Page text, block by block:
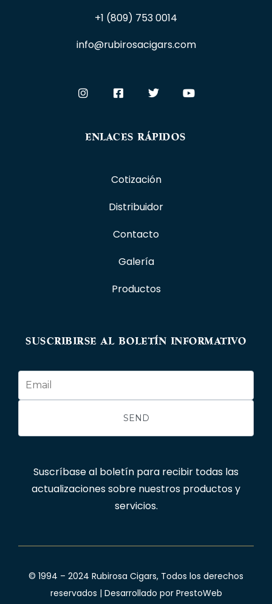
+1 (809) 753 0014
info@rubirosacigars.com
ENLACES RÁPIDOS
Cotización
Distribuidor
Contacto
Galería
Productos
SUSCRIBIRSE AL BOLETÍN INFORMATIVO
Suscríbase al boletín para recibir todas las
actualizaciones sobre nuestros productos y
servicios.
© 1994 – 2024 Rubirosa Cigars, Todos los derechos
reservados | Desarrollado por PrestoWeb